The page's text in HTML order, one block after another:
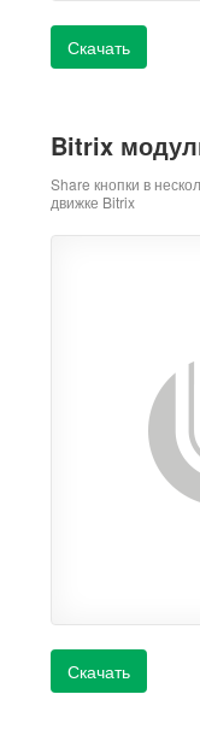
Скачать
Bitrix
Share кнопки в
движке Bitrix
Скачать